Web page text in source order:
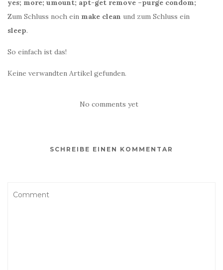
yes; more; umount; apt-get remove –purge condom;
Zum Schluss noch ein make clean und zum Schluss ein
sleep.
So einfach ist das!
Keine verwandten Artikel gefunden.
No comments yet
SCHREIBE EINEN KOMMENTAR